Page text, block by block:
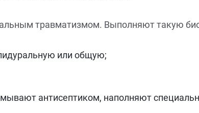
травматизмом. Выполняют такую
или общую;
антисептиком, наполняют